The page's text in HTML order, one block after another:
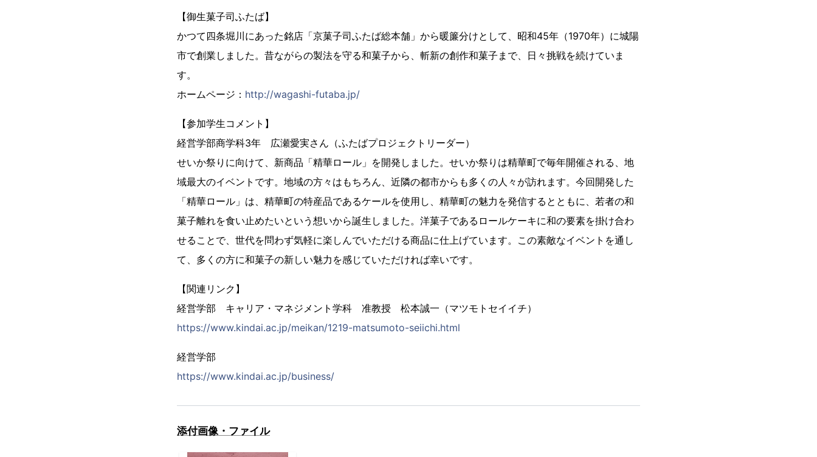
【御生菓子司ふたば】
かつて四条堀川にあった銘店「京菓子司ふたば総本舗」から暖簾分けとして、昭和45年（1970年）に城陽
市で創業しました。昔ながらの製法を守る和菓子から、斬新の創作和菓子まで、日々挑戦を続けていま
す。
ホームページ： http://wagashi-futaba.jp/
【参加学生コメント】
経営学部商学科3年 広瀬愛実さん（ふたばプロジェクトリーダー）
せいか祭りに向けて、新商品「精華ロール」を開発しました。せいか祭りは精華町で毎年開催される、地
域最大のイベントです。地域の方々はもちろん、近隣の都市からも多くの人々が訪れます。今回開発した
「精華ロール」は、精華町の特産品であるケールを使用し、精華町の魅力を発信するとともに、若者の和
菓子離れを食い止めたいという想いから誕生しました。洋菓子であるロールケーキに和の要素を掛け合わ
せることで、世代を問わず気軽に楽しんでいただける商品に仕上げています。この素敵なイベントを通し
て、多くの方に和菓子の新しい魅力を感じていただければ幸いです。
【関連リンク】
経営学部 キャリア・マネジメント学科 准教授 松本誠一（マツモトセイイチ）
https://www.kindai.ac.jp/meikan/1219-matsumoto-seiichi.html
経営学部
https://www.kindai.ac.jp/business/
添付画像・ファイル